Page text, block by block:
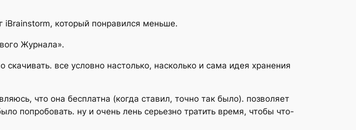
iBrainstorm, который понравился меньше.
Журнала».
все условно настолько, насколько и сама идея хранения
что она бесплатна (когда ставил, точно так было). позволяет
попробовать. ну и очень лень серьезно тратить время, чтобы что-